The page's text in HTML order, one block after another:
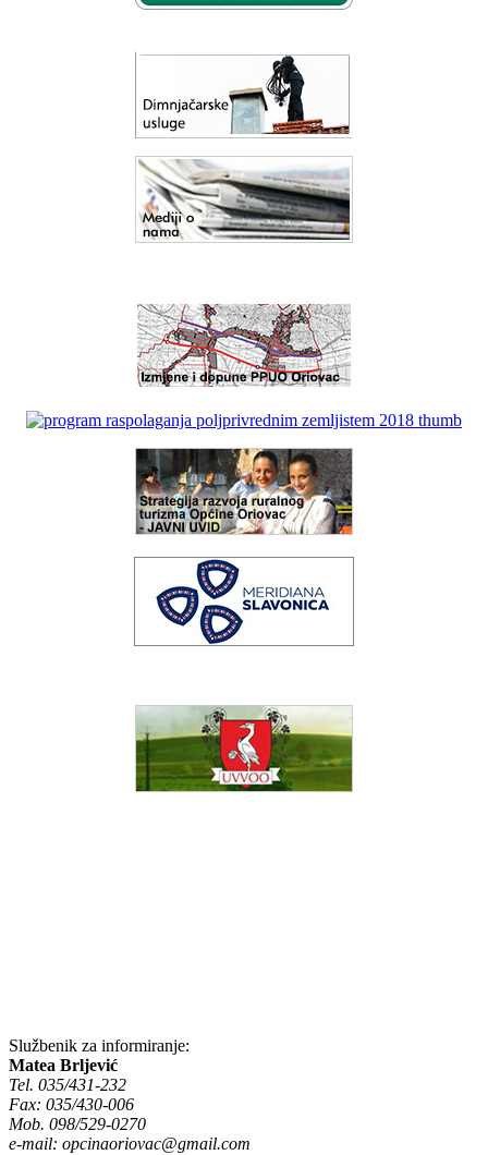
Službenik za informiranje:
Matea Brljević
Tel. 035/431-232
Fax: 035/430-006
Mob. 098/529-0270
e-mail: opcinaoriovac@gmail.com